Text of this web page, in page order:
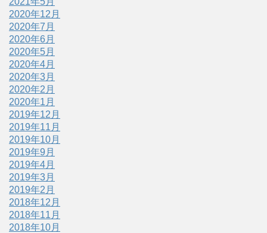
2020年12月
2020年7月
2020年6月
2020年5月
2020年4月
2020年3月
2020年2月
2020年1月
2019年12月
2019年11月
2019年10月
2019年9月
2019年4月
2019年3月
2019年2月
2018年12月
2018年11月
2018年10月